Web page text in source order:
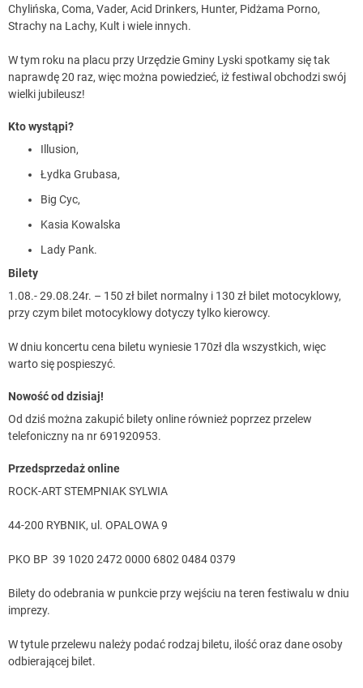
Chylińska, Coma, Vader, Acid Drinkers, Hunter, Pidżama Porno,
Strachy na Lachy, Kult i wiele innych.
W tym roku na placu przy Urzędzie Gminy Lyski spotkamy się tak
naprawdę 20 raz, więc można powiedzieć, iż festiwal obchodzi swój
wielki jubileusz!
Kto wystąpi?
Illusion,
Łydka Grubasa,
Big Cyc,
Kasia Kowalska
Lady Pank.
Bilety
1.08.- 29.08.24r. – 150 zł bilet normalny i 130 zł bilet motocyklowy,
przy czym bilet motocyklowy dotyczy tylko kierowcy.
W dniu koncertu cena biletu wyniesie 170zł dla wszystkich, więc
warto się pospieszyć.
Nowość od dzisiaj!
Od dziś można zakupić bilety online również poprzez przelew
telefoniczny na nr 691920953.
Przedsprzedaż online
ROCK-ART STEMPNIAK SYLWIA
44-200 RYBNIK, ul. OPALOWA 9
PKO BP 39 1020 2472 0000 6802 0484 0379
Bilety do odebrania w punkcie przy wejściu na teren festiwalu w dniu
imprezy.
W tytule przelewu należy podać rodzaj biletu, ilość oraz dane osoby
odbierającej bilet.